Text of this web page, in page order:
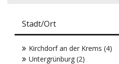
Stadt/Ort
Kirchdorf an der Krems (4)
Untergrünburg (2)